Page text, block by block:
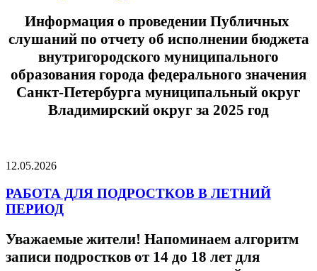
Информация о проведении Публичных
слушаний по отчету об исполнении бюджета
внутригородского муниципального
образования города федерального значения
Санкт-Петербурга муниципальный округ
Владимирский округ за 2025 год
12.05.2026
РАБОТА ДЛЯ ПОДРОСТКОВ В ЛЕТНИЙ
ПЕРИОД
Уважаемые жители! Напоминаем алгоритм
записи подростков от 14 до 18 лет для